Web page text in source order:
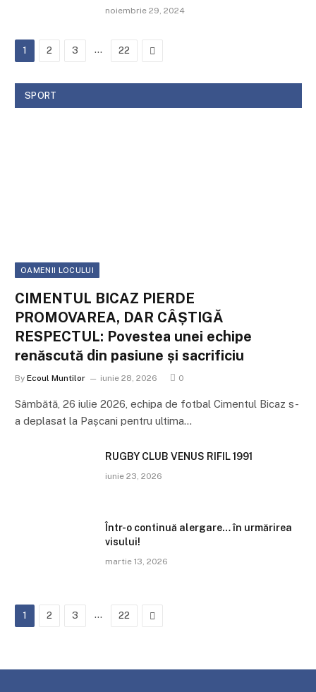
noiembrie 29, 2024
1 2 3 … 22 Next
SPORT
OAMENII LOCULUI
CIMENTUL BICAZ PIERDE
PROMOVAREA, DAR CÂȘTIGĂ
RESPECTUL: Povestea unei echipe
renăscută din pasiune și sacrificiu
By Ecoul Muntilor iunie 28, 2026 0
Sâmbătă, 26 iulie 2026, echipa de fotbal Cimentul Bicaz s-
a deplasat la Pașcani pentru ultima…
RUGBY CLUB VENUS RIFIL 1991
iunie 23, 2026
Într-o continuă alergare… în urmărirea
visului!
martie 13, 2026
1 2 3 … 22 Next